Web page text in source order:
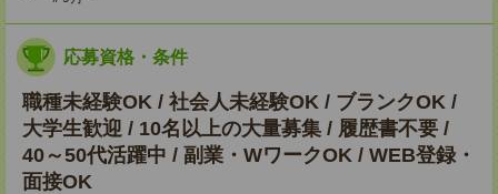
応募資格・条件
職種未経験OK / 社会人未経験OK / ブランクOK /
大学生歓迎 / 10名以上の大量募集 / 履歴書不要 /
40～50代活躍中 / 副業・WワークOK / WEB登録・
面接OK